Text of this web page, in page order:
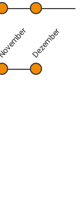
November Dezember